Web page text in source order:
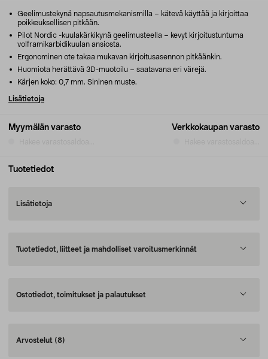
Myymälän varasto Verkkokaupan varasto
Geelimustekynä napsautusmekanismilla – kätevä käyttää ja kirjoittaa
poikkeuksellisen pitkään.
Pilot Nordic -kuulakärkikynä geelimusteella – kevyt kirjoitustuntuma
volframikarbidikuulan ansiosta.
Ergonominen ote takaa mukavan kirjoitusasennon pitkäänkin.
Huomiota herättävä 3D-muotoilu – saatavana eri värejä.
Kärjen koko: 0,7 mm. Sininen muste.
Lisätietoja
Tuotetiedot
Lisätietoja
Tuotetiedot, liitteet ja mahdolliset varoitusmerkinnät
Ostotiedot, toimitukset ja palautukset
Arvostelut (8)